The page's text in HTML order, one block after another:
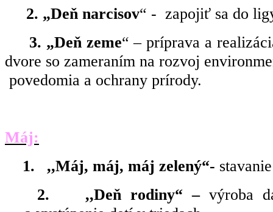
2. „Deň narcisov“ - zapojiť sa do
3. „Deň zeme“ – príprava a
dvore so zameraním na rozvoj
povedomia a ochrany prírody.
Máj:
1.
,,Máj, máj, máj zelený“-
2.
,,Deň rodiny“ –výroba